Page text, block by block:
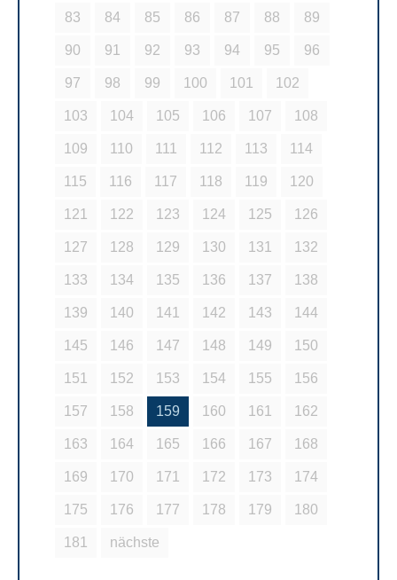
83 84 85 86 87 88 89
90 91 92 93 94 95 96
97 98 99 100 101 102
103 104 105 106 107 108
109 110 111 112 113 114
115 116 117 118 119 120
121 122 123 124 125 126
127 128 129 130 131 132
133 134 135 136 137 138
139 140 141 142 143 144
145 146 147 148 149 150
151 152 153 154 155 156
157 158 159 160 161 162
163 164 165 166 167 168
169 170 171 172 173 174
175 176 177 178 179 180
181 nächste